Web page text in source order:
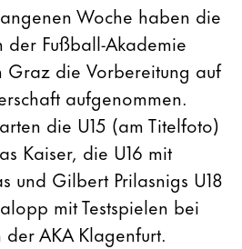
Woche haben die
Fußball-Akademie
Graz die Vorbereitung auf
aufgenommen.
die U15 (am Titelfoto)
Kaiser, die U16 mit
und Gilbert Prilasnigs U18
mit Testspielen bei
AKA Klagenfurt.